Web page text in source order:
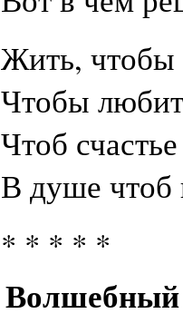
Жить, чтобы
Чтобы
Чтоб
В душе чтоб
* * * * *